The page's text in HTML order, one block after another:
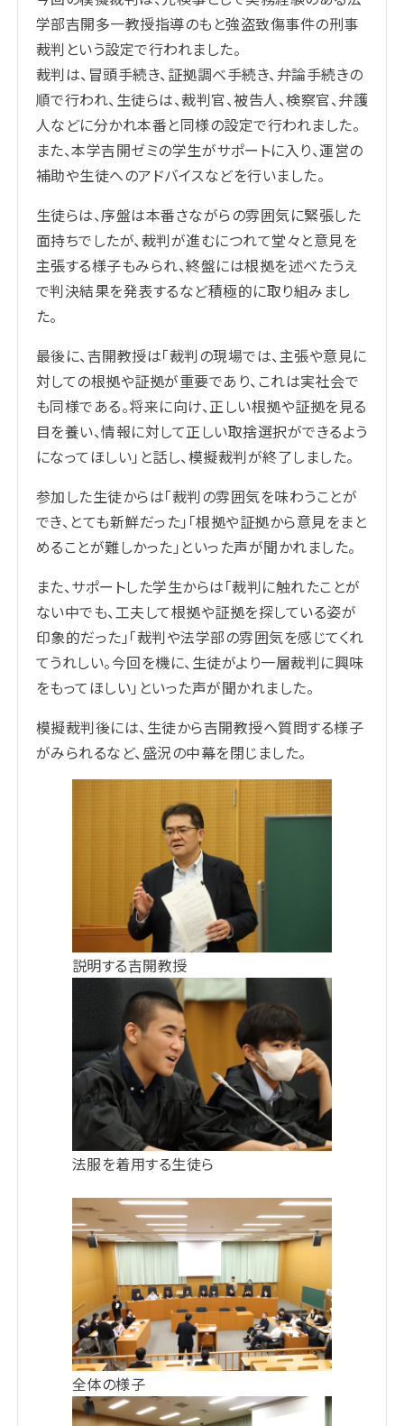
学部吉開多一教授指導のもと強盗致傷事件の刑事
裁判という設定で行われました。
裁判は、冒頭手続き、証拠調べ手続き、弁論手続きの
順で行われ、生徒らは、裁判官、被告人、検察官、弁護
人などに分かれ本番と同様の設定で行われました。
また、本学吉開ゼミの学生がサポートに入り、運営の
補助や生徒へのアドバイスなどを行いました。
生徒らは、序盤は本番さながらの雰囲気に緊張した
面持ちでしたが、裁判が進むにつれて堂々と意見を
主張する様子もみられ、終盤には根拠を述べたうえ
で判決結果を発表するなど積極的に取り組みまし
た。
最後に、吉開教授は「裁判の現場では、主張や意見に
対しての根拠や証拠が重要であり、これは実社会で
も同様である。将来に向け、正しい根拠や証拠を見る
目を養い、情報に対して正しい取捨選択ができるよう
になってほしい」と話し、模擬裁判が終了しました。
参加した生徒からは「裁判の雰囲気を味わうことが
でき、とても新鮮だった」「根拠や証拠から意見をまと
めることが難しかった」といった声が聞かれました。
また、サポートした学生からは「裁判に触れたことが
ない中でも、工夫して根拠や証拠を探している姿が
印象的だった」「裁判や法学部の雰囲気を感じてくれ
てうれしい。今回を機に、生徒がより一層裁判に興味
をもってほしい」といった声が聞かれました。
模擬裁判後には、生徒から吉開教授へ質問する様子
がみられるなど、盛況の中幕を閉じました。
説明する吉開教授
法服を着用する生徒ら
全体の様子